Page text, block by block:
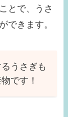
とで、うさ
できます。
うさぎも
です！